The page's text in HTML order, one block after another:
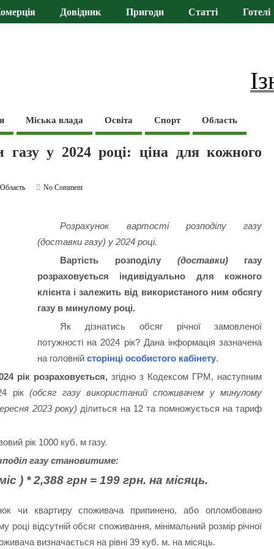
Довідник Пригоди Статті Готелі
Міська влада Освіта Спорт Область
газу у 2024 році: ціна для кожного
Область No Comment
Розрахунок вартості розподілу газу
(доставки газу) у 2024 році.
Вартість розподілу (доставки)газу
розраховується індивідуально для кожного
клієнта і залежить від використаного ним обсягу
газу в минулому році.
Як дізнатись обсяг річної замовленої
потужності на 2024 рік? Дана інформація зазначена
на головній сторінці особистого кабінету.
рік розраховується, згідно з Кодексом ГРМ, наступним
рік(обсяг газу використаний споживачем у минулому
2023 року) ділиться на 12 та помножується на тариф
рік 1000 куб. м газу.
газу становитиме:
) * 2,388 грн = 199 грн. на місяць.
чи квартиру споживача припинено, або опломбовано
відсутній обсяг споживання, мінімальний розмір річної
визначається на рівні 39 куб. м. на місяць.